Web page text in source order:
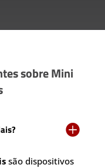
sobre Mini

são dispositivos